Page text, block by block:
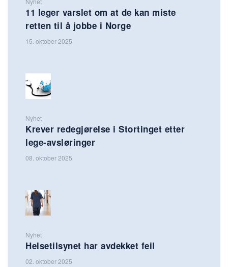
11 leger varslet om at de kan miste
retten til å jobbe i Norge
15. oktober 2025
Nyhet
Krever redegjørelse i Stortinget etter
lege-avsløringer
08. oktober 2025
Nyhet
Helsetilsynet har avdekket feil
02. oktober 2025